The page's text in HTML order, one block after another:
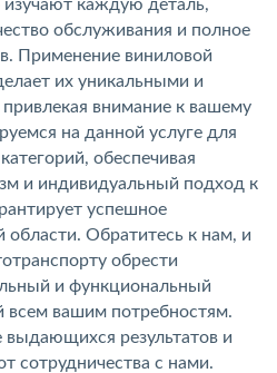
каждую деталь,
обслуживания и полное
Применение виниловой
их уникальными и
внимание к вашему
на данной услуге для
обеспечивая
и индивидуальный подход к
успешное
области. Обратитесь к нам, и
обрести
и функциональный
всем вашим потребностям.
результатов и
сотрудничества с нами.